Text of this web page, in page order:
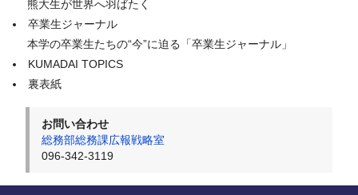
熊大生が世界へ羽ばたく
卒業生ジャーナル
本学の卒業生たちの“今”に迫る「卒業生ジャーナル」
KUMADAI TOPICS
裏表紙
お問い合わせ
総務部総務課広報戦略室
096-342-3119